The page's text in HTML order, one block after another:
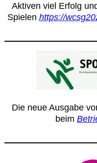
Aktiven viel Erfolg
Spielen https://
Die neue Ausgabe
beim